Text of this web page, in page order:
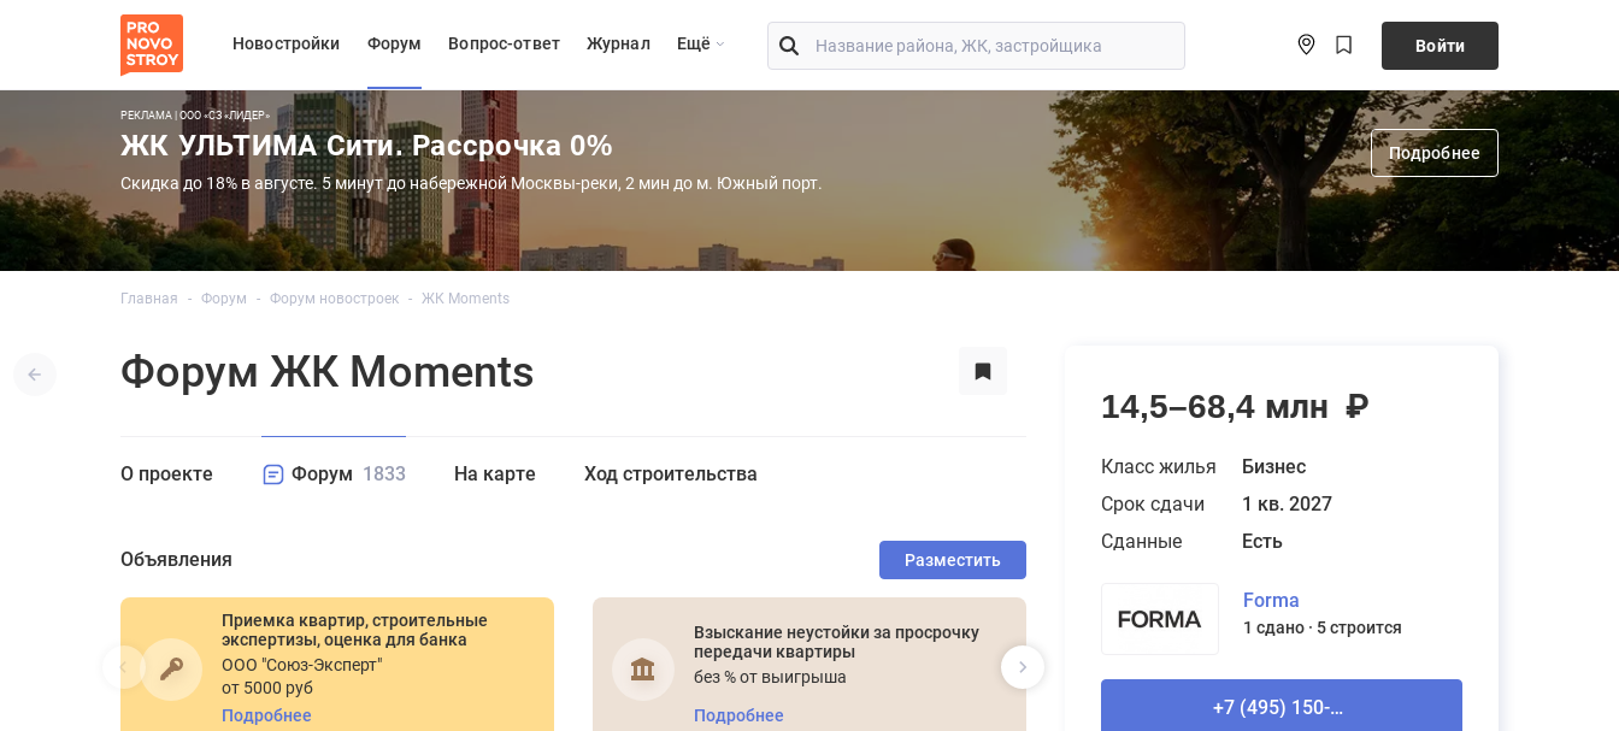
Новостройки Форум Вопрос-ответ Журнал Eщё Войти
РЕКЛАМА | ООО «СЗ «ЛИДЕР»
ЖК УЛЬТИМА Сити. Рассрочка 0%
Скидка до 18% в августе. 5 минут до набережной Москвы-реки, 2 мин до м. Южный порт.
Подробнее
Главная Форум Форум новостроек ЖК Moments
14,5–68,4 млн ₽
Класс жилья
Бизнес
Срок сдачи
1 кв. 2027
Сданные
Есть
Forma
1 сдано 5 строится
+7 (495) 150-90-61
Форум ЖК Moments
О проекте Форум 1833 На карте Ход строительства
Объявления Разместить
Приемка квартир, строительные
экспертизы, оценка для банка
ООО "Союз-Эксперт"
от 5000 руб
Подробнее
Взыскание неустойки за просрочку
передачи квартиры
без % от выигрыша
Подробнее
Рассчитайте стоимость ремонта
Подробнее